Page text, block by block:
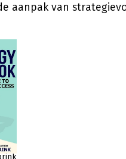
aanpak van